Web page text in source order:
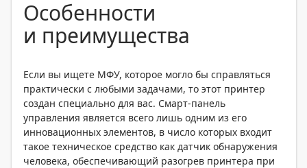
Особенности
и преимущества
Если вы ищете МФУ, которое могло бы справляться
практически с любыми задачами, то этот принтер
создан специально для вас. Смарт-панель
управления является всего лишь одним из его
инновационных элементов, в число которых входит
такое техническое средство как датчик обнаружения
человека, обеспечивающий разогрев принтера при